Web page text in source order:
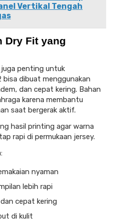
Vertikal Tengah
Dry Fit yang
juga penting untuk
bisa dibuat menggunakan
dan cepat kering. Bahan
karena membantu
saat bergerak aktif.
hasil printing agar warna
rapi di permukaan jersey.
nyaman
lebih rapi
cepat kering
di kulit